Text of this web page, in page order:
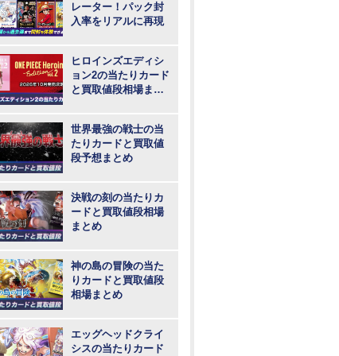
レーター！パック封
入率をリアルに再現
ヒロインズエディシ
ョン2の当たりカード
と買取値段相場まと
世界最強の戦士の当
たりカードと買取値
段予想まとめ
決戦の刻の当たりカ
ードと買取値段相場
まとめ
神の島の冒険の当た
りカードと買取値段
相場まとめ
エッグヘッドクライ
シスの当たりカード